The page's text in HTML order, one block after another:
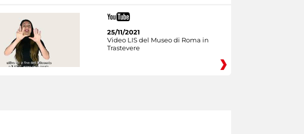
25/11/2021
Video LIS del Museo di Roma in
Trastevere